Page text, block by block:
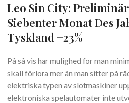
Leo Sin City:
Siebenter Monat Des
Tyskland +23%
På så vis har mulighed for man
skall förlora mer än man sitter på
elektriska typen av slotmaskiner
elektroniska spelautomater inte